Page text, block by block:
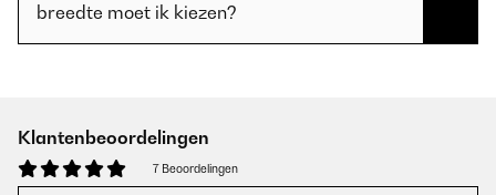
breedte moet ik kiezen?
Klantenbeoordelingen
7 Beoordelingen